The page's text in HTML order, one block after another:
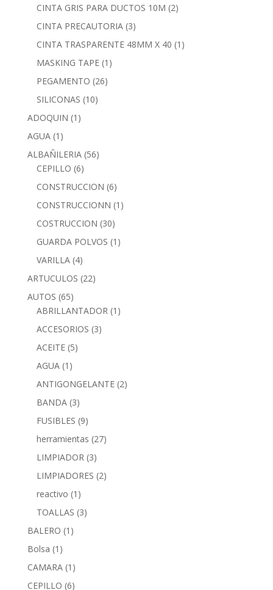
CINTA GRIS PARA DUCTOS 10M (2)
CINTA PRECAUTORIA (3)
CINTA TRASPARENTE 48MM X 40 (1)
MASKING TAPE (1)
PEGAMENTO (26)
SILICONAS (10)
ADOQUIN (1)
AGUA (1)
ALBAÑILERIA (56)
CEPILLO (6)
CONSTRUCCION (6)
CONSTRUCCIONN (1)
COSTRUCCION (30)
GUARDA POLVOS (1)
VARILLA (4)
ARTUCULOS (22)
AUTOS (65)
ABRILLANTADOR (1)
ACCESORIOS (3)
ACEITE (5)
AGUA (1)
ANTIGONGELANTE (2)
BANDA (3)
FUSIBLES (9)
herramientas (27)
LIMPIADOR (3)
LIMPIADORES (2)
reactivo (1)
TOALLAS (3)
BALERO (1)
Bolsa (1)
CAMARA (1)
CEPILLO (6)